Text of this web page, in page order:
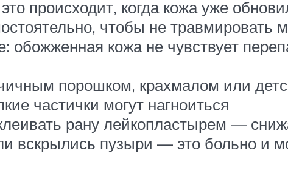
происходит, когда кожа уже
чтобы не травмировать
обожженная кожа не чувствует
порошком, крахмалом или
частички могут нагноиться
рану лейкопластырем —
вскрылись пузыри — это больно и